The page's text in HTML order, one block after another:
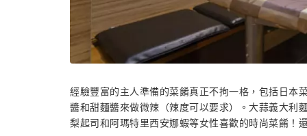
經驗豐富的主人準備的菜餚真正不拘一格，包括日本
醬和甜麵醬來做微辣（辣度可以要求）。大蒜義大利
梨起司和阿瑪特里西安娜蝦等女性喜歡的時尚菜餚！